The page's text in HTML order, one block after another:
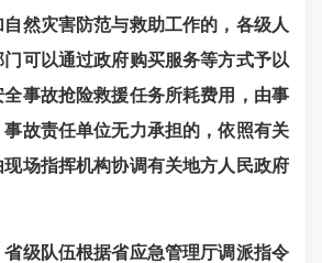
然灾害防范与救助工作的，各级人
门可以通过政府购买服务等方式予以
事故抢险救援任务所耗费用，由事
故责任单位无力承担的，依照有关
场指挥机构协调有关地方人民政府
省级队伍根据省应急管理厅调派指令